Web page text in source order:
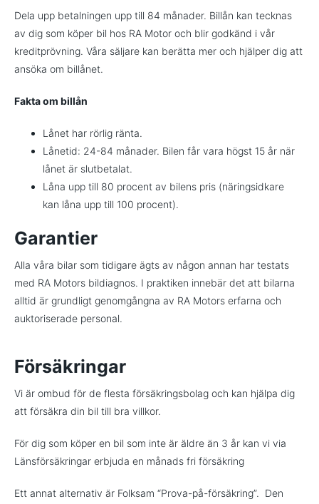
Dela upp betalningen upp till 84 månader. Billån kan tecknas
av dig som köper bil hos RA Motor och blir godkänd i vår
kreditprövning. Våra säljare kan berätta mer och hjälper dig att
ansöka om billånet.
Fakta om billån
Lånet har rörlig ränta.
Lånetid: 24-84 månader. Bilen får vara högst 15 år när
lånet är slutbetalat.
Låna upp till 80 procent av bilens pris (näringsidkare
kan låna upp till 100 procent).
Garantier
Alla våra bilar som tidigare ägts av någon annan har testats
med RA Motors bildiagnos. I praktiken innebär det att bilarna
alltid är grundligt genomgångna av RA Motors erfarna och
auktoriserade personal.
Försäkringar
Vi är ombud för de flesta försäkringsbolag och kan hjälpa dig
att försäkra din bil till bra villkor.
För dig som köper en bil som inte är äldre än 3 år kan vi via
Länsförsäkringar erbjuda en månads fri försäkring
Ett annat alternativ är Folksam “Prova-på-försäkring”. Den